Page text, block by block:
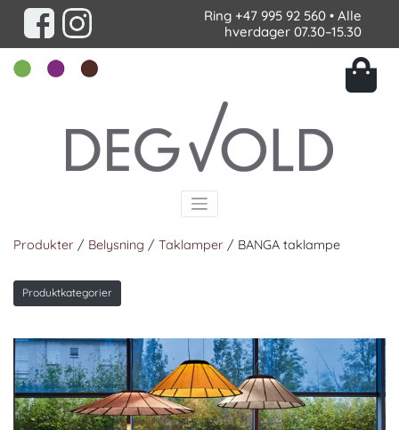
Ring +47 995 92 560 • Alle
hverdager 07.30–15.30
Produkter / Belysning / Taklamper / BANGA taklampe
Produktkategorier